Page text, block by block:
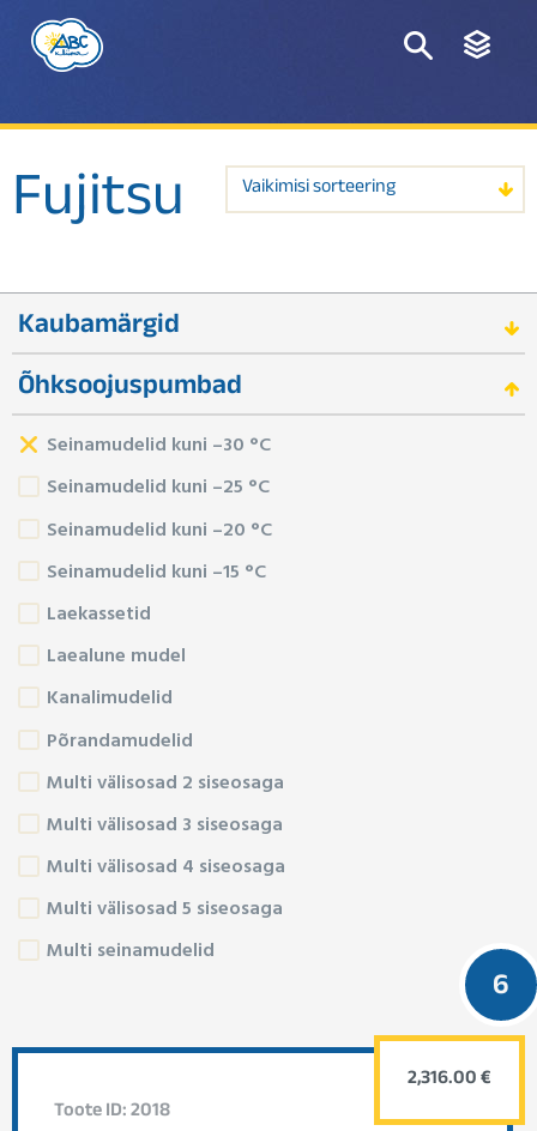
Fujitsu Vaikimisi sorteering
Kaubamärgid
Õhksoojuspumbad
Seinamudelid kuni –30 °C
Seinamudelid kuni –25 °C
Seinamudelid kuni –20 °C
Seinamudelid kuni –15 °C
Laekassetid
Laealune mudel
Kanalimudelid
Põrandamudelid
Multi välisosad 2 siseosaga
Multi välisosad 3 siseosaga
Multi välisosad 4 siseosaga
Multi välisosad 5 siseosaga
Multi seinamudelid
6
Toote ID: 2018
2,316.00 €